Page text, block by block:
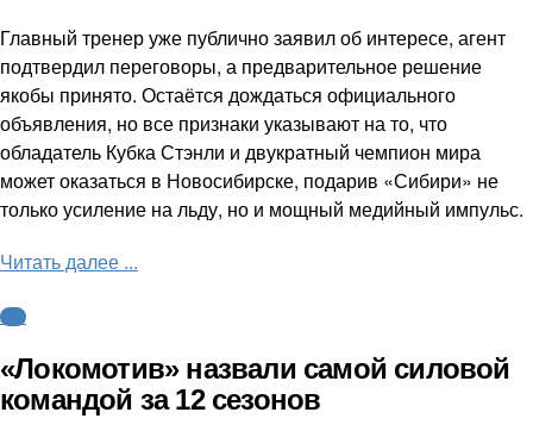
Главный тренер уже публично заявил об интересе, агент
подтвердил переговоры, а предварительное решение
якобы принято. Остаётся дождаться официального
объявления, но все признаки указывают на то, что
обладатель Кубка Стэнли и двукратный чемпион мира
может оказаться в Новосибирске, подарив «Сибири» не
только усиление на льду, но и мощный медийный импульс.
Читать далее ...
КХЛ
«Локомотив» назвали самой силовой
командой за 12 сезонов